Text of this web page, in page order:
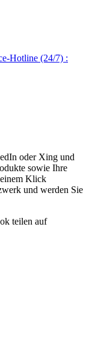
Hotline (24/7) :
oder Xing und
sowie Ihre
Klick
und werden Sie
teilen auf